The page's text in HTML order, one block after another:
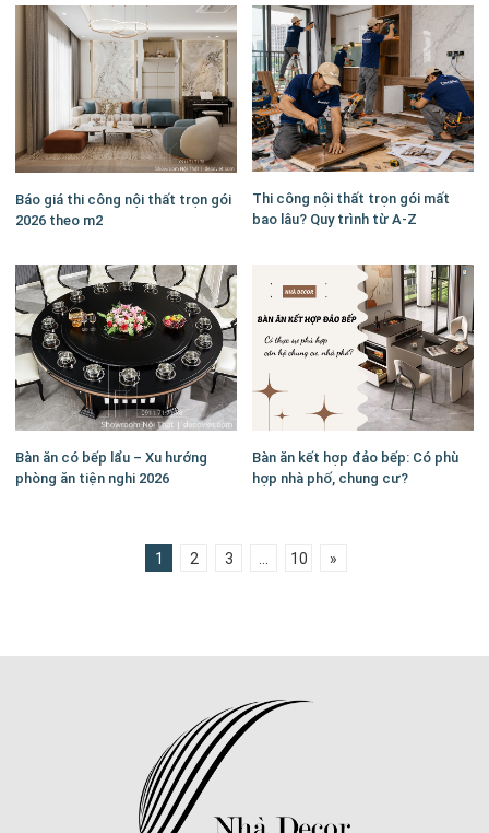
Báo giá thi công nội thất trọn gói
2026 theo m2
Thi công nội thất trọn gói mất
bao lâu? Quy trình từ A-Z
Bàn ăn có bếp lẩu – Xu hướng
phòng ăn tiện nghi 2026
Bàn ăn kết hợp đảo bếp: Có phù
hợp nhà phố, chung cư?
1 2 3 10 »